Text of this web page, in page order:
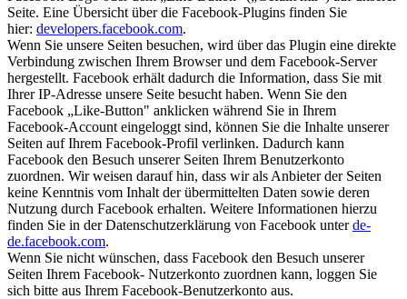
Seite. Eine Übersicht über die Facebook-Plugins finden Sie
hier: developers.facebook.com.
Wenn Sie unsere Seiten besuchen, wird über das Plugin eine direkte
Verbindung zwischen Ihrem Browser und dem Facebook-Server
hergestellt. Facebook erhält dadurch die Information, dass Sie mit
Ihrer IP-Adresse unsere Seite besucht haben. Wenn Sie den
Facebook „Like-Button" anklicken während Sie in Ihrem
Facebook-Account eingeloggt sind, können Sie die Inhalte unserer
Seiten auf Ihrem Facebook-Profil verlinken. Dadurch kann
Facebook den Besuch unserer Seiten Ihrem Benutzerkonto
zuordnen. Wir weisen darauf hin, dass wir als Anbieter der Seiten
keine Kenntnis vom Inhalt der übermittelten Daten sowie deren
Nutzung durch Facebook erhalten. Weitere Informationen hierzu
finden Sie in der Datenschutzerklärung von Facebook unterde-
de.facebook.com.
Wenn Sie nicht wünschen, dass Facebook den Besuch unserer
Seiten Ihrem Facebook- Nutzerkonto zuordnen kann, loggen Sie
sich bitte aus Ihrem Facebook-Benutzerkonto aus.